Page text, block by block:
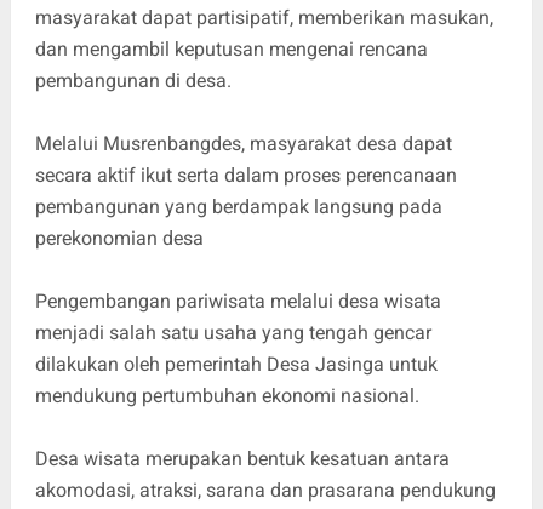
masyarakat dapat partisipatif, memberikan masukan,
dan mengambil keputusan mengenai rencana
pembangunan di desa.
Melalui Musrenbangdes, masyarakat desa dapat
secara aktif ikut serta dalam proses perencanaan
pembangunan yang berdampak langsung pada
perekonomian desa
Pengembangan pariwisata melalui desa wisata
menjadi salah satu usaha yang tengah gencar
dilakukan oleh pemerintah Desa Jasinga untuk
mendukung pertumbuhan ekonomi nasional.
Desa wisata merupakan bentuk kesatuan antara
akomodasi, atraksi, sarana dan prasarana pendukung